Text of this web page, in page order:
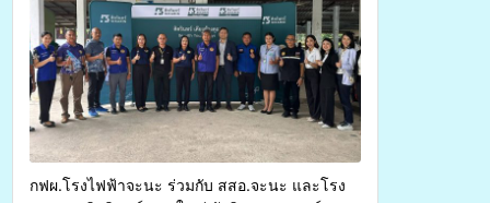
กฟผ.โรงไฟฟ้าจะนะ ร่วมกับ สสอ.จะนะ และโรง